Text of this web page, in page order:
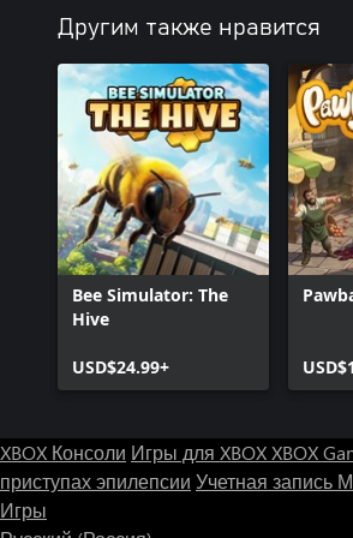
Другим также нравится
Bee Simulator: The
Hive
USD$24.99+
XBOX Консоли Игры для XBOXXBOX
приступах эпилепсии Учетная запись
Игры